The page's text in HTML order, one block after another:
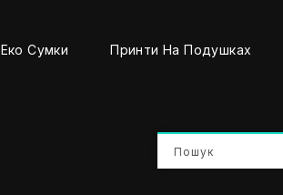
Еко Сумки Принти На Подушках